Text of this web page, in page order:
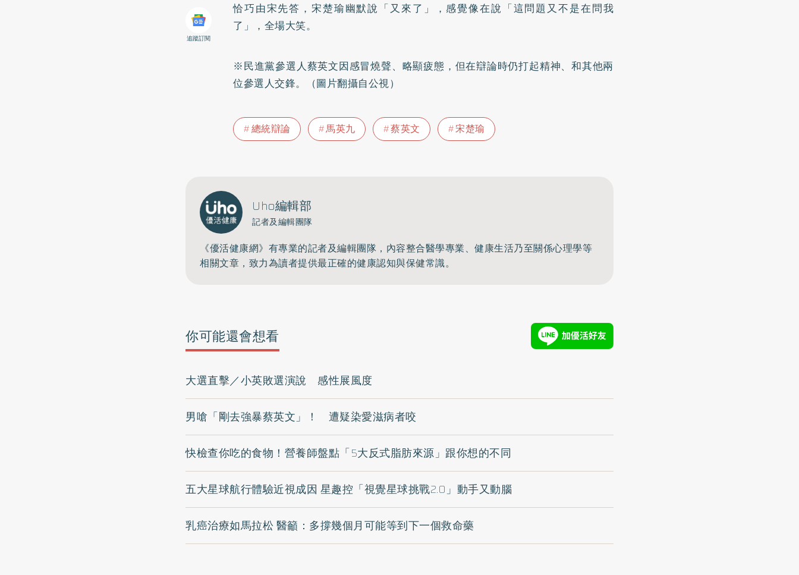
追蹤訂閱
恰巧由宋先答，宋楚瑜幽默說「又來了」，感覺像在說「這問題又不是在問我
了」，全場大笑。
※民進黨參選人蔡英文因感冒燒聲、略顯疲態，但在辯論時仍打起精神、和其他兩
位參選人交鋒。（圖片翻攝自公視）
總統辯論 馬英九 蔡英文 宋楚瑜
Uho編輯部
記者及編輯團隊
《優活健康網》有專業的記者及編輯團隊，內容整合醫學專業、健康生活乃至關係心理學等
相關文章，致力為讀者提供最正確的健康認知與保健常識。
你可能還會想看
大選直擊／小英敗選演說 感性展風度
男嗆「剛去強暴蔡英文」！ 遭疑染愛滋病者咬
快檢查你吃的食物！營養師盤點「5大反式脂肪來源」跟你想的不同
五大星球航行體驗近視成因 星趣控「視覺星球挑戰2.0」動手又動腦
乳癌治療如馬拉松 醫籲：多撐幾個月可能等到下一個救命藥